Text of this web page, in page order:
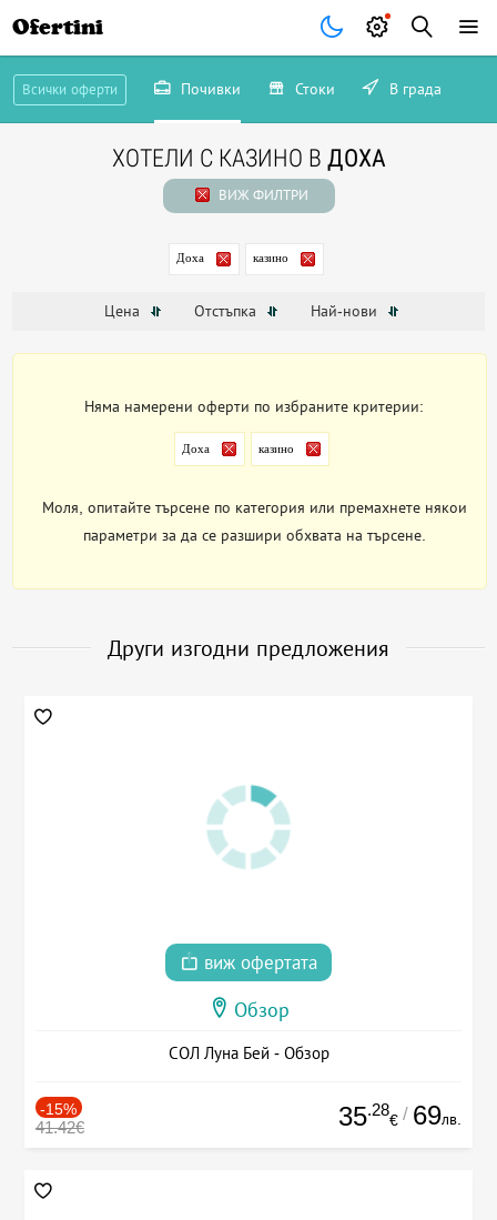
Ofertini
Всички оферти Почивки Стоки В града
ХОТЕЛИ С КАЗИНО В ДОХА
ВИЖ ФИЛТРИ
Доха казино
Цена Отстъпка Най-нови
Няма намерени оферти по избраните критерии:
Доха казино
Моля, опитайте търсене по категория или премахнете някои
параметри за да се разшири обхвата на търсене.
Други изгодни предложения
виж офертата
Обзор
СОЛ Луна Бей - Обзор
-15%
41.42€ 35.28
€ / 69лв.